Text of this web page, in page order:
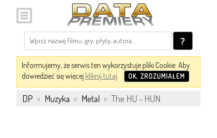
?
Informujemy, że serwis ten wykorzystuje pliki Cookie. Aby
dowiedzieć się więcej kliknij tutaj. OK, ZROZUMIAŁEM
DP » Muzyka » Metal » The HU - HUN